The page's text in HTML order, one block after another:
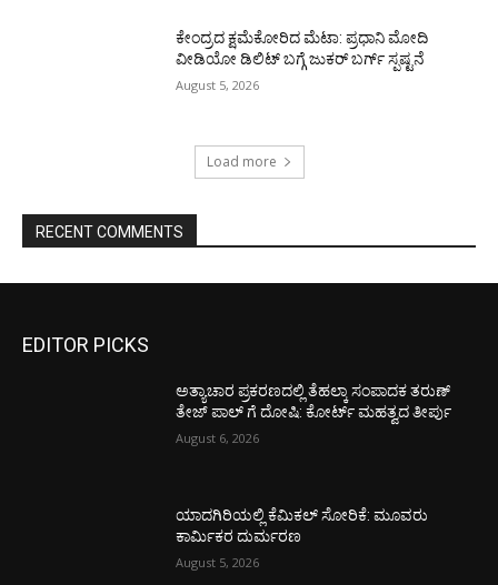
ಕೇಂದ್ರದ ಕ್ಷಮೆಕೋರಿದ ಮೆಟಾ: ಪ್ರಧಾನಿ ಮೋದಿ
ವೀಡಿಯೋ ಡಿಲಿಟ್ ಬಗ್ಗೆ ಜುಕರ್ ಬರ್ಗ್ ಸ್ಪಷ್ಟನೆ
August 5, 2026
Load more
RECENT COMMENTS
EDITOR PICKS
ಅತ್ಯಾಚಾರ ಪ್ರಕರಣದಲ್ಲಿ ತೆಹಲ್ಕಾ ಸಂಪಾದಕ ತರುಣ್‌
ತೇಜ್‌ ಪಾಲ್‌ ಗೆ ದೋಷಿ: ಕೋರ್ಟ್‌ ಮಹತ್ವದ ತೀರ್ಪು
August 6, 2026
ಯಾದಗಿರಿಯಲ್ಲಿ ಕೆಮಿಕಲ್ ಸೋರಿಕೆ: ಮೂವರು
ಕಾರ್ಮಿಕರ ದುರ್ಮರಣ
August 5, 2026